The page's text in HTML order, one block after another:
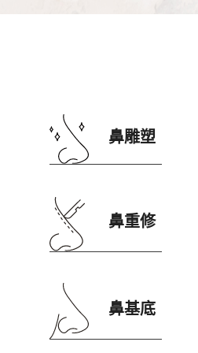
鼻雕塑
鼻雕塑
鼻重修
鼻重修
鼻基底
鼻基底